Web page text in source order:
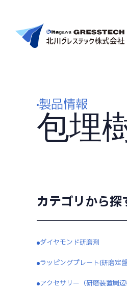
ホーム
事業内容
コラム
採用情報
製品情報
包埋
カテゴリから探
ダイヤモンド研磨剤
ラッピングプレート(研磨定
アクセサリー（研磨装置周辺